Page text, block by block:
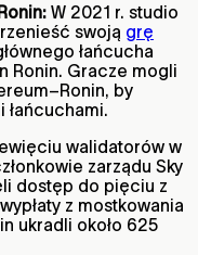
W 2021 r. studio
swoją grę
łańcucha
Ronin. Gracze mogli
by
łańcuchami.
walidatorów w
zarządu Sky
dostęp do pięciu z
z mostkowania
ukradli około 625